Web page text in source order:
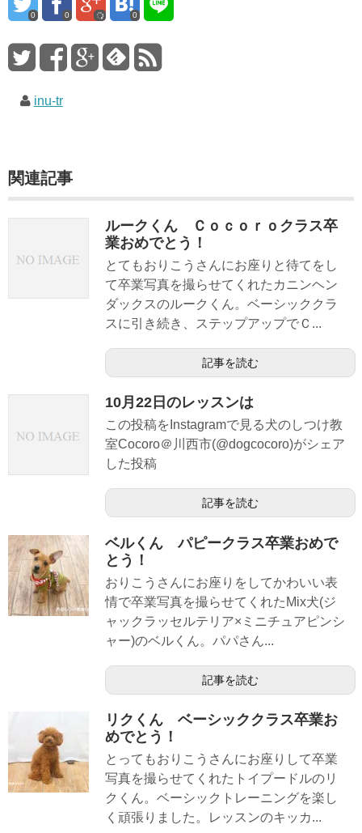
0 0 0
inu-tr
関連記事
ルークくん Ｃｏｃｏｒｏクラス卒
業おめでとう！
とてもおりこうさんにお座りと待てをし
て卒業写真を撮らせてくれたカニンヘン
ダックスのルークくん。ベーシッククラ
スに引き続き、ステップアップでＣ...
記事を読む
10月22日のレッスンは
この投稿をInstagramで見る犬のしつけ教
室Cocoro＠川西市(@dogcocoro)がシェア
した投稿
記事を読む
ベルくん パピークラス卒業おめで
とう！
おりこうさんにお座りをしてかわいい表
情で卒業写真を撮らせてくれたMix犬(ジ
ャックラッセルテリア×ミニチュアピンシ
ャー)のベルくん。パパさん...
記事を読む
リクくん ベーシッククラス卒業お
めでとう！
とってもおりこうさんにお座りして卒業
写真を撮らせてくれたトイプードルのリ
クくん。ベーシックトレーニングを楽し
く頑張りました。レッスンのキッカ...